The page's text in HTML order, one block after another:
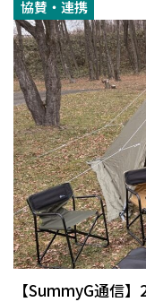
協賛・連携
【SummyG通信